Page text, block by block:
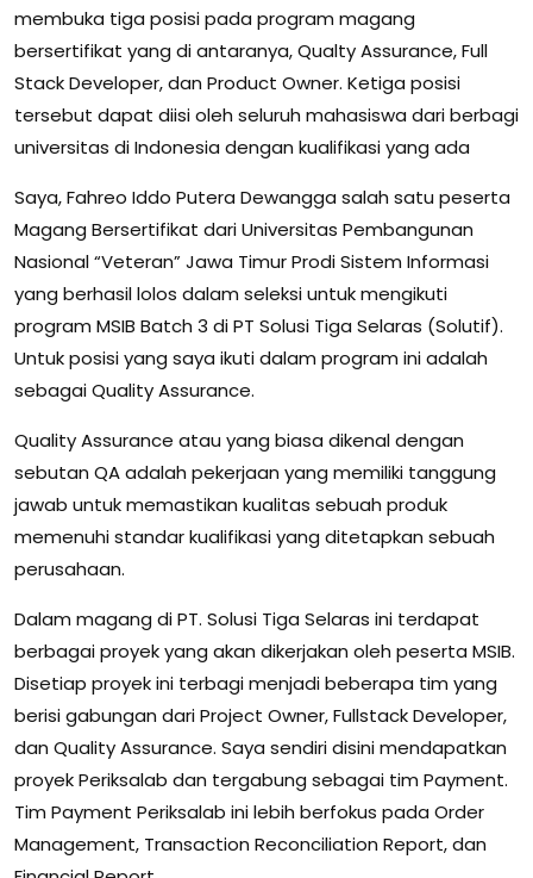
membuka tiga posisi pada program magang
bersertifikat yang di antaranya, Qualty Assurance, Full
Stack Developer, dan Product Owner. Ketiga posisi
tersebut dapat diisi oleh seluruh mahasiswa dari berbagi
universitas di Indonesia dengan kualifikasi yang ada
Saya, Fahreo Iddo Putera Dewangga salah satu peserta
Magang Bersertifikat dari Universitas Pembangunan
Nasional “Veteran” Jawa Timur Prodi Sistem Informasi
yang berhasil lolos dalam seleksi untuk mengikuti
program MSIB Batch 3 di PT Solusi Tiga Selaras (Solutif).
Untuk posisi yang saya ikuti dalam program ini adalah
sebagai Quality Assurance.
Quality Assurance atau yang biasa dikenal dengan
sebutan QA adalah pekerjaan yang memiliki tanggung
jawab untuk memastikan kualitas sebuah produk
memenuhi standar kualifikasi yang ditetapkan sebuah
perusahaan.
Dalam magang di PT. Solusi Tiga Selaras ini terdapat
berbagai proyek yang akan dikerjakan oleh peserta MSIB.
Disetiap proyek ini terbagi menjadi beberapa tim yang
berisi gabungan dari Project Owner, Fullstack Developer,
dan Quality Assurance. Saya sendiri disini mendapatkan
proyek Periksalab dan tergabung sebagai tim Payment.
Tim Payment Periksalab ini lebih berfokus pada Order
Management, Transaction Reconciliation Report, dan